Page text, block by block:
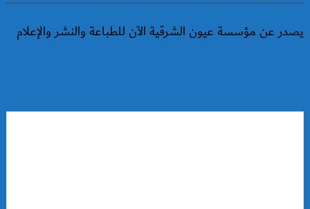
يصدر عن مؤسسة عيون الشرقية الآن للطباعة والنشر والإعلام